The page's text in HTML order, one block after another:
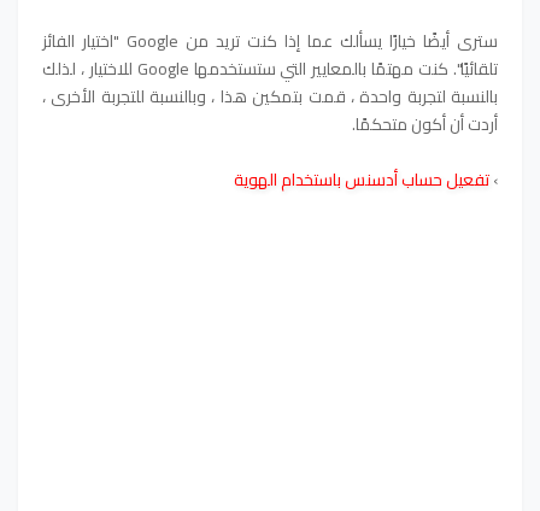
سترى أيضًا خيارًا يسألك عما إذا كنت تريد من Google "اختيار الفائز
تلقائيًا". كنت مهتمًا بالمعايير التي ستستخدمها Google للاختيار ، لذلك
بالنسبة لتجربة واحدة ، قمت بتمكين هذا ، وبالنسبة للتجربة الأخرى ،
أردت أن أكون متحكمًا.
›تفعيل حساب أدسنس باستخدام الهوية